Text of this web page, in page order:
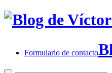
Formulario de contacto